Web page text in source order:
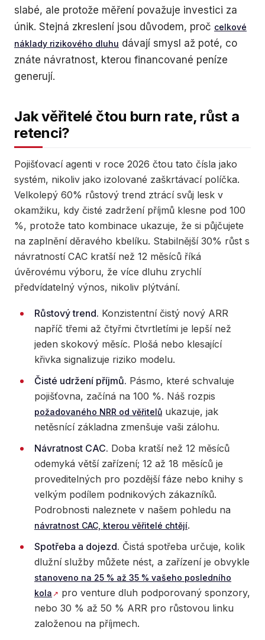
slabé, ale protože měření považuje investici za
únik. Stejná zkreslení jsou důvodem, proč celkové
náklady rizikového dluhu dávají smysl až poté, co
znáte návratnost, kterou financované peníze
generují.
Jak věřitelé čtou burn rate, růst a
retenci?
Pojišťovací agenti v roce 2026 čtou tato čísla jako
systém, nikoliv jako izolované zaškrtávací políčka.
Velkolepý 60% růstový trend ztrácí svůj lesk v
okamžiku, kdy čisté zadržení příjmů klesne pod 100
%, protože tato kombinace ukazuje, že si půjčujete
na zaplnění děravého kbelíku. Stabilnější 30% růst s
návratností CAC kratší než 12 měsíců říká
úvěrovému výboru, že více dluhu zrychlí
předvídatelný výnos, nikoliv plýtvání.
Růstový trend. Konzistentní čistý nový ARR
napříč třemi až čtyřmi čtvrtletími je lepší než
jeden skokový měsíc. Plošá nebo klesající
křivka signalizuje riziko modelu.
Čisté udržení příjmů. Pásmo, které schvaluje
pojišťovna, začíná na 100 %. Náš rozpis
požadovaného NRR od věřitelů ukazuje, jak
netěsnící základna zmenšuje vaši zálohu.
Návratnost CAC. Doba kratší než 12 měsíců
odemyká větší zařízení; 12 až 18 měsíců je
proveditelných pro pozdější fáze nebo knihy s
velkým podílem podnikových zákazníků.
Podrobnosti naleznete v našem pohledu na
návratnost CAC, kterou věřitelé chtějí.
Spotřeba a dojezd. Čistá spotřeba určuje, kolik
dlužní služby můžete nést, a zařízení je obvykle
stanoveno na 25 % až 35 % vašeho posledního
kola
pro venture dluh podporovaný sponzory,
nebo 30 % až 50 % ARR pro růstovou linku
založenou na příjmech.